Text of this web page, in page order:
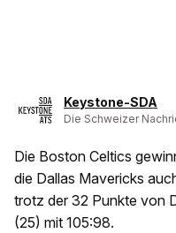
Keystone-SDA
Die Schweizer
Die Boston Celtics
die Dallas Mavericks
trotz der 32 Punkte von
(25) mit 105:98.